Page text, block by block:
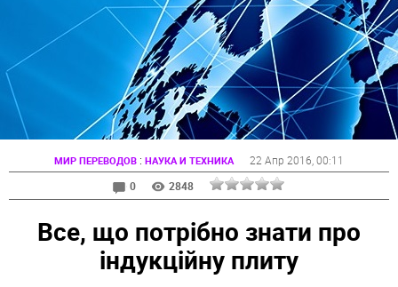
МИР ПЕРЕВОДОВ : НАУКА И ТЕХНИКА 22 Апр 2016 , 00:11
0
2848
Все, що потрібно знати про
індукційну плиту